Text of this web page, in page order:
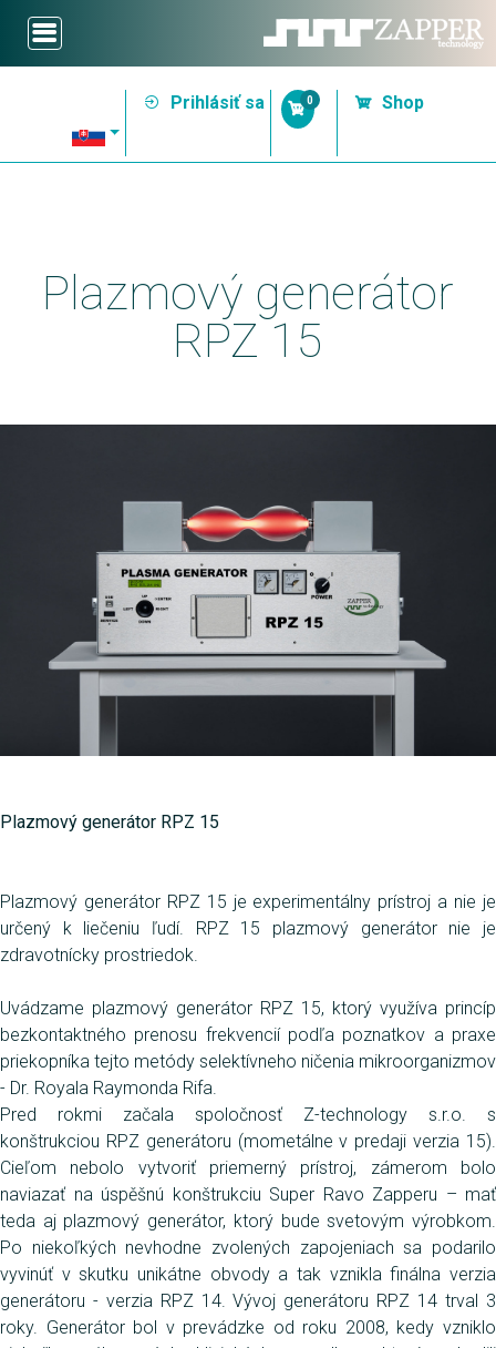
Prihlásiť sa 0 Shop
Plazmový generátor
RPZ 15
Plazmový generátor RPZ 15
Plazmový generátor RPZ 15 je experimentálny prístroj a nie je
určený k liečeniu ľudí. RPZ 15 plazmový generátor nie je
zdravotnícky prostriedok.
Uvádzame plazmový generátor RPZ 15, ktorý využíva princíp
bezkontaktného prenosu frekvencií podľa poznatkov a praxe
priekopníka tejto metódy selektívneho ničenia mikroorganizmov
- Dr. Royala Raymonda Rifa.
Pred rokmi začala spoločnosť Z-technology s.r.o. s
konštrukciou RPZ generátoru (mometálne v predaji verzia 15).
Cieľom nebolo vytvoriť priemerný prístroj, zámerom bolo
naviazať na úspěšnú konštrukciu Super Ravo Zapperu – mať
teda aj plazmový generátor, ktorý bude svetovým výrobkom.
Po niekoľkých nevhodne zvolených zapojeniach sa podarilo
vyvinúť v skutku unikátne obvody a tak vznikla finálna verzia
generátoru - verzia RPZ 14. Vývoj generátoru RPZ 14 trval 3
roky. Generátor bol v prevádzke od roku 2008, kedy vzniklo